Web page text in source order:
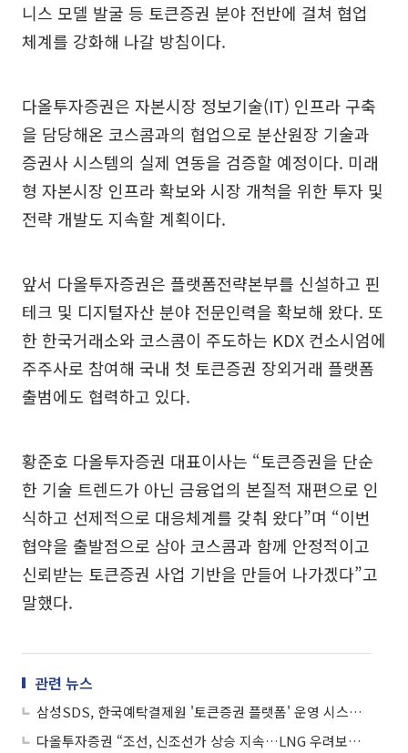
니스 모델 발굴 등 토큰증권 분야 전반에 걸쳐 협업
체계를 강화해 나갈 방침이다.
다올투자증권은 자본시장 정보기술(IT) 인프라 구축
을 담당해온 코스콤과의 협업으로 분산원장 기술과
증권사 시스템의 실제 연동을 검증할 예정이다. 미래
형 자본시장 인프라 확보와 시장 개척을 위한 투자 및
전략 개발도 지속할 계획이다.
앞서 다올투자증권은 플랫폼전략본부를 신설하고 핀
테크 및 디지털자산 분야 전문인력을 확보해 왔다. 또
한 한국거래소와 코스콤이 주도하는 KDX 컨소시엄에
주주사로 참여해 국내 첫 토큰증권 장외거래 플랫폼
출범에도 협력하고 있다.
황준호 다올투자증권 대표이사는 “토큰증권을 단순
한 기술 트렌드가 아닌 금융업의 본질적 재편으로 인
식하고 선제적으로 대응체계를 갖춰 왔다”며 “이번
협약을 출발점으로 삼아 코스콤과 함께 안정적이고
신뢰받는 토큰증권 사업 기반을 만들어 나가겠다”고
말했다.
관련 뉴스
삼성SDS, 한국예탁결제원 '토큰증권 플랫폼' 운영 시스템 구축한다
다올투자증권 “조선, 신조선가 상승 지속…LNG 우려보다 발주 모멘텀 견조”